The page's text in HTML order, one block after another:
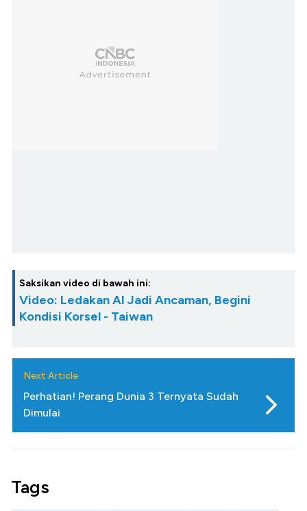
Saksikan video di bawah ini:
Video: Ledakan AI Jadi Ancaman, Begini
Kondisi Korsel - Taiwan
Next Article
Perhatian! Perang Dunia 3 Ternyata Sudah
Dimulai
Tags